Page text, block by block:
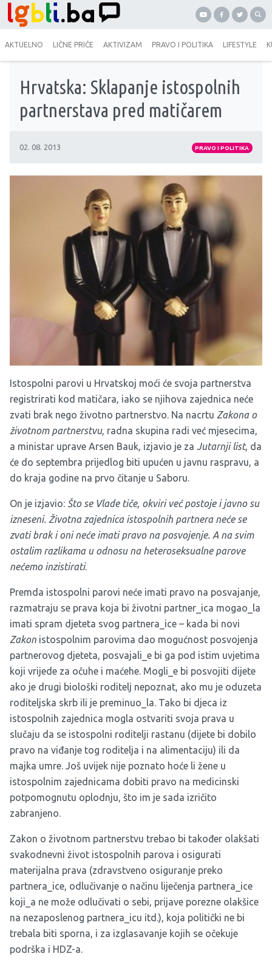
AKTUELNO LIČNE PRIČE AKTIVIZAM PRAVO I POLITIKA LIFESTYLE
Hrvatska: Sklapanje istospolnih
partnerstava pred matičarem
02. 08. 2013 PRAVO I POLITIKA
Istospolni parovi u Hrvatskoj moći će svoja partnerstva
registrirati kod matičara, iako se njihova zajednica neće
zvati brak nego životno partnerstvo. Na nacrtu Zakona o
životnom partnerstvu, radna skupina radi već mjesecima,
a ministar uprave Arsen Bauk, izjavio je za Jutarnji list, da
će do septembra prijedlog biti upućen u javnu raspravu, a
do kraja godine na prvo čitanje u Saboru.
On je izjavio: Što se Vlade tiče, okviri već postoje i javno su
izneseni. Životna zajednica istospolnih partnera neće se
zvati brak i oni neće imati pravo na posvojenje. A na svim
ostalim razlikama u odnosu na heteroseksualne parove
nećemo inzistirati.
Premda istospolni parovi neće imati pravo na posvajanje,
razmatraju se prava koja bi životni partner_ica mogao_la
imati spram djeteta svog partnera_ice – kada bi novi
Zakon istospolnim parovima dao mogućnost posvojenja
partnerovog djeteta, posvajali_e bi ga pod istim uvjetima
koji vrijede za očuhe i maćehe. Mogli_e bi posvojiti dijete
ako je drugi biološki roditelj nepoznat, ako mu je oduzeta
roditeljska skrb ili je preminuo_la. Tako bi djeca iz
istospolnih zajednica mogla ostvariti svoja prava u
slučaju da se istospolni roditelji rastanu (dijete bi dobilo
pravo na viđanje tog roditelja i na alimentaciju) ili da
majka umre. Još uvijek nije poznato hoće li žene u
istospolnim zajednicama dobiti pravo na medicinski
potpomognutu oplodnju, što im je sada izričito
zabranjeno.
Zakon o životnom partnerstvu trebao bi također olakšati
svakodnevni život istospolnih parova i osigurati
materijalna prava (zdravstveno osiguranje preko
partnera_ice, odlučivanje o načinu liječenja partnera_ice
koji_a ne može odlučivati o sebi, prijave porezne olakšice
na nezaposlenog partnera_icu itd.), koja politički ne bi
trebala biti sporna, i za izglasavanje kojih se očekuje
podrška i HDZ-a.